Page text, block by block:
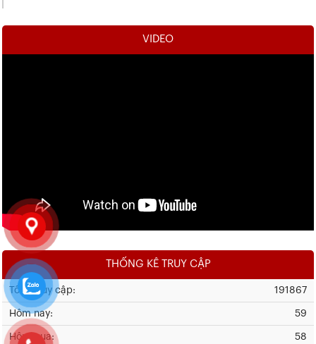
VIDEO
THỐNG KÊ TRUY CẬP
191867
Tổng truy cập:
59
Hôm nay:
58
Hôm qua: